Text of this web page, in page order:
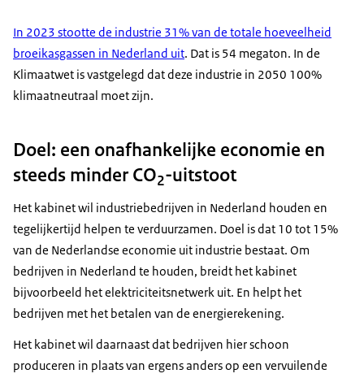
In 2023 stootte de industrie 31% van de totale hoeveelheid
broeikasgassen in Nederland uit. Dat is 54 megaton. In de
Klimaatwet is vastgelegd dat deze industrie in 2050 100%
klimaatneutraal moet zijn.
Doel: een onafhankelijke economie en
steeds minder CO2-uitstoot
Het kabinet wil industriebedrijven in Nederland houden en
tegelijkertijd helpen te verduurzamen. Doel is dat 10 tot 15%
van de Nederlandse economie uit industrie bestaat. Om
bedrijven in Nederland te houden, breidt het kabinet
bijvoorbeeld het elektriciteitsnetwerk uit. En helpt het
bedrijven met het betalen van de energierekening.
Het kabinet wil daarnaast dat bedrijven hier schoon
produceren in plaats van ergens anders op een vervuilende